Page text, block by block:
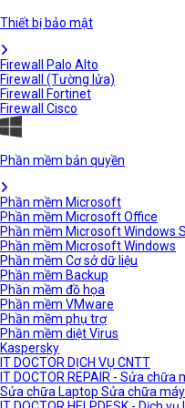
Thiết bị bảo mật
Firewall Palo Alto
Firewall (Tường lửa)
Firewall Fortinet
Firewall Cisco
Phần mềm bản quyền
Phần mềm Microsoft
Phần mềm Microsoft Office
Phần mềm Microsoft Windows
Phần mềm Microsoft Windows
Phần mềm Cơ sở dữ liệu
Phần mềm Backup
Phần mềm đồ họa
Phần mềm VMware
Phần mềm phụ trợ
Phần mềm diệt Virus
Kaspersky
IT DOCTOR DỊCH VỤ CNTT
IT DOCTOR REPAIR - Sửa chữa
Sửa chữa Laptop Sửa chữa